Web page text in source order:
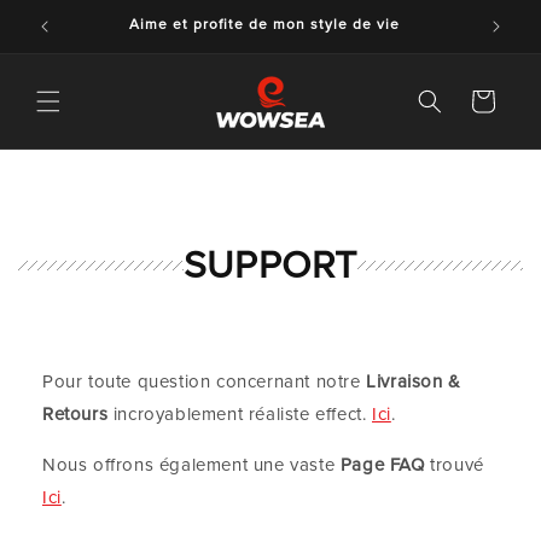
au
Aime et profite de mon style de vie
Panier
SUPPORT
Pour toute question concernant notre Livraison &
Retours incroyablement réaliste effect. Ici.
Nous offrons également une vaste Page FAQtrouvé
Ici.